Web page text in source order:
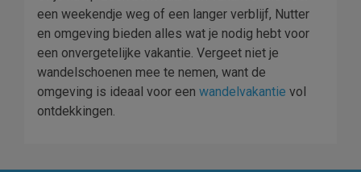
een weekendje weg of een langer verblijf, Nutter
en omgeving bieden alles wat je nodig hebt voor
een onvergetelijke vakantie. Vergeet niet je
wandelschoenen mee te nemen, want de
omgeving is ideaal voor een wandelvakantie vol
ontdekkingen.